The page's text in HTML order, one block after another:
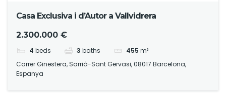
Casa Exclusiva i d’Autor a Vallvidrera
2.300.000 €
4 beds 3 baths 455 m²
Carrer Ginestera, Sarrià-Sant Gervasi, 08017 Barcelona,
Espanya